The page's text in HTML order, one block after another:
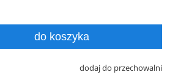
do koszyka
dodaj do przechowalni